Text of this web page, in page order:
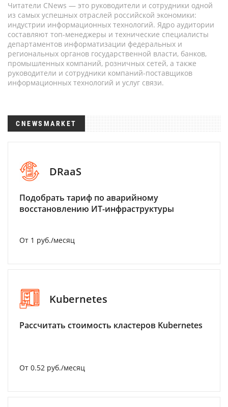
Читатели CNews — это руководители и сотрудники одной
из самых успешных отраслей российской экономики:
индустрии информационных технологий. Ядро аудитории
составляют топ-менеджеры и технические специалисты
департаментов информатизации федеральных и
региональных органов государственной власти, банков,
промышленных компаний, розничных сетей, а также
руководители и сотрудники компаний-поставщиков
информационных технологий и услуг связи.
CNEWSMARKET
DRaaS
Подобрать тариф по аварийному
восстановлению ИТ-инфраструктуры
От 1 руб./месяц
Kubernetes
Рассчитать стоимость кластеров Kubernetes
От 0.52 руб./месяц